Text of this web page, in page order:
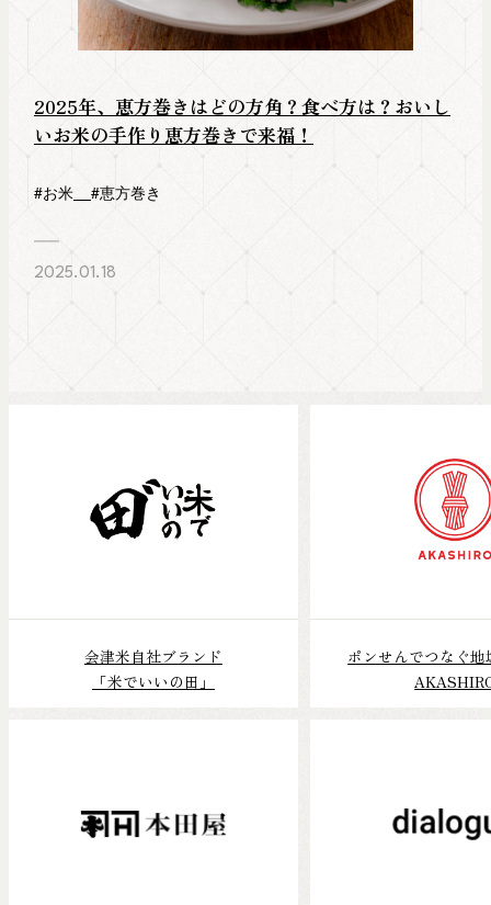
2025年、恵方巻きはどの方角？食べ方は？おいし
いお米の手作り恵方巻きで来福！
#お米 #恵方巻き
2025.01.18
会津米自社ブランド
「米でいいの田」
ポンせんでつなぐ